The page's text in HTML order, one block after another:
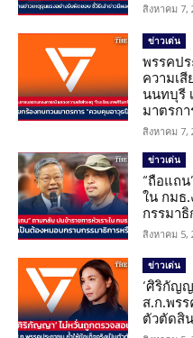
สิงหาคม 7,
ข่าวเด่น
พรรคป
ความเสี
นนทบุรี
มาตรก
สิงหาคม 7,
ข่าวเด่น
“ถือแถ
ใน กมธ
กรรมาธิ
สิงหาคม 5,
ข่าวเด่น
‘ศิริกัญ
ส.ก.พร
ตัวตัดสิน